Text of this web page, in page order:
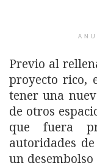
Previo al
proyecto rico,
tener una
de otros
que fuera
autoridades
un